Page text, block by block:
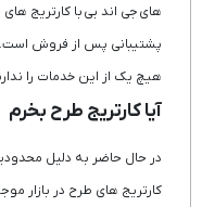
های جی اند بی با کارتریج
پشتیبانی پس از فروش است.
هیچ یک از این خدمات را
آیا کارتریج طرح بخرم
کارتریج های طرح در بازار